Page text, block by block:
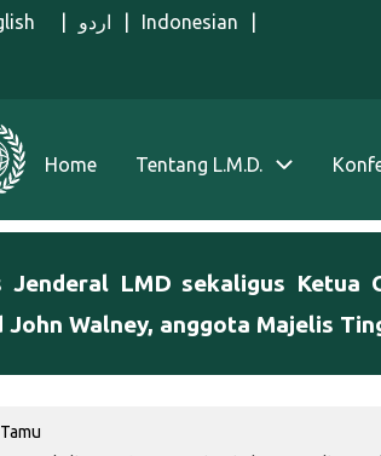
اردو Indonesian
Home Tentang L.M.D.
LMD sekaligus Ketua
John Walney, anggota Majelis